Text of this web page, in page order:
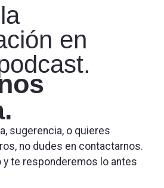
en
sugerencia, o quieres
no dudes en contactarnos.
y te responderemos lo antes